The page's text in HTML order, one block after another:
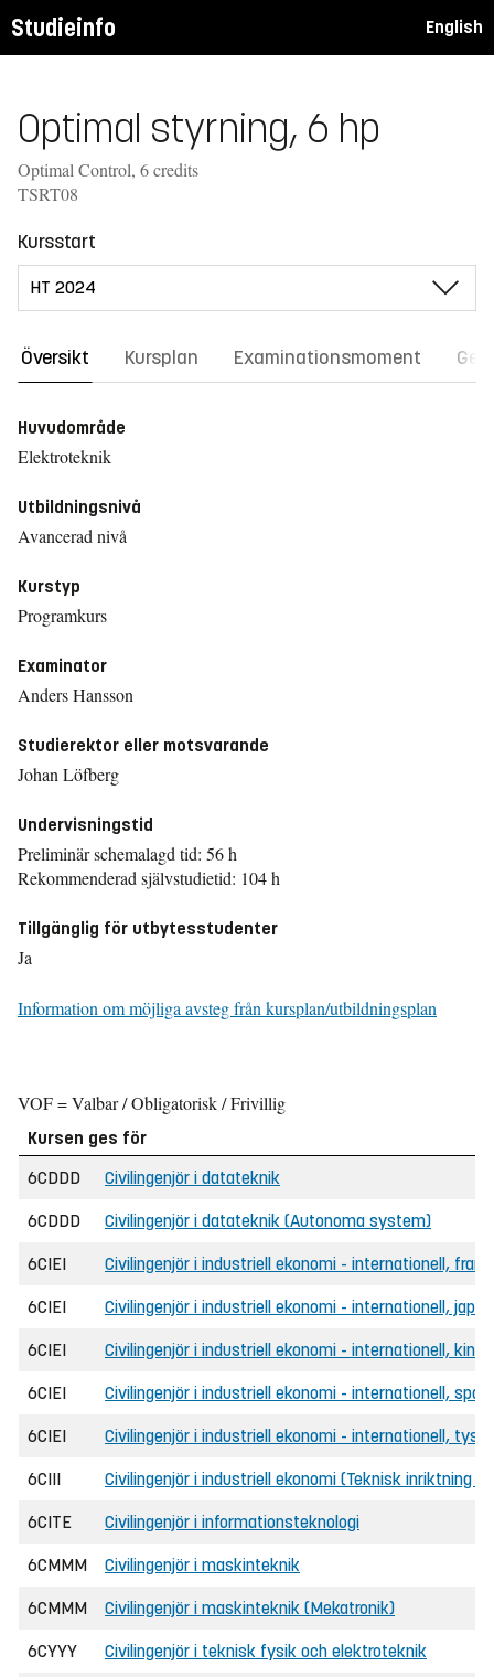
Studieinfo English
Optimal styrning, 6 hp
Optimal Control, 6 credits
TSRT08
Kursstart
Översikt Kursplan Examinationsmoment
Huvudområde
Elektroteknik
Utbildningsnivå
Avancerad nivå
Kurstyp
Programkurs
Examinator
Anders Hansson
Studierektor eller motsvarande
Johan Löfberg
Undervisningstid
Preliminär schemalagd tid: 56 h
Rekommenderad självstudietid: 104 h
Tillgänglig för utbytesstudenter
Ja
Information om möjliga avsteg från kursplan/utbildningsplan
VOF = Valbar / Obligatorisk / Frivillig
Kursen ges för
6CDDD
Civilingenjör i datateknik
6CDDD Civilingenjör i datateknik (Autonoma system)
6CIEI Civilingenjör i industriell ekonomi - internationell,
6CIEI Civilingenjör i industriell ekonomi - internationell,
6CIEI Civilingenjör i industriell ekonomi - internationell,
6CIEI Civilingenjör i industriell ekonomi - internationell,
6CIEI Civilingenjör i industriell ekonomi - internationell,
6CIII Civilingenjör i industriell ekonomi (Teknisk inriktning
6CITE Civilingenjör i informationsteknologi
6CMMM Civilingenjör i maskinteknik
6CMMM Civilingenjör i maskinteknik (Mekatronik)
6CYYY Civilingenjör i teknisk fysik och elektroteknik